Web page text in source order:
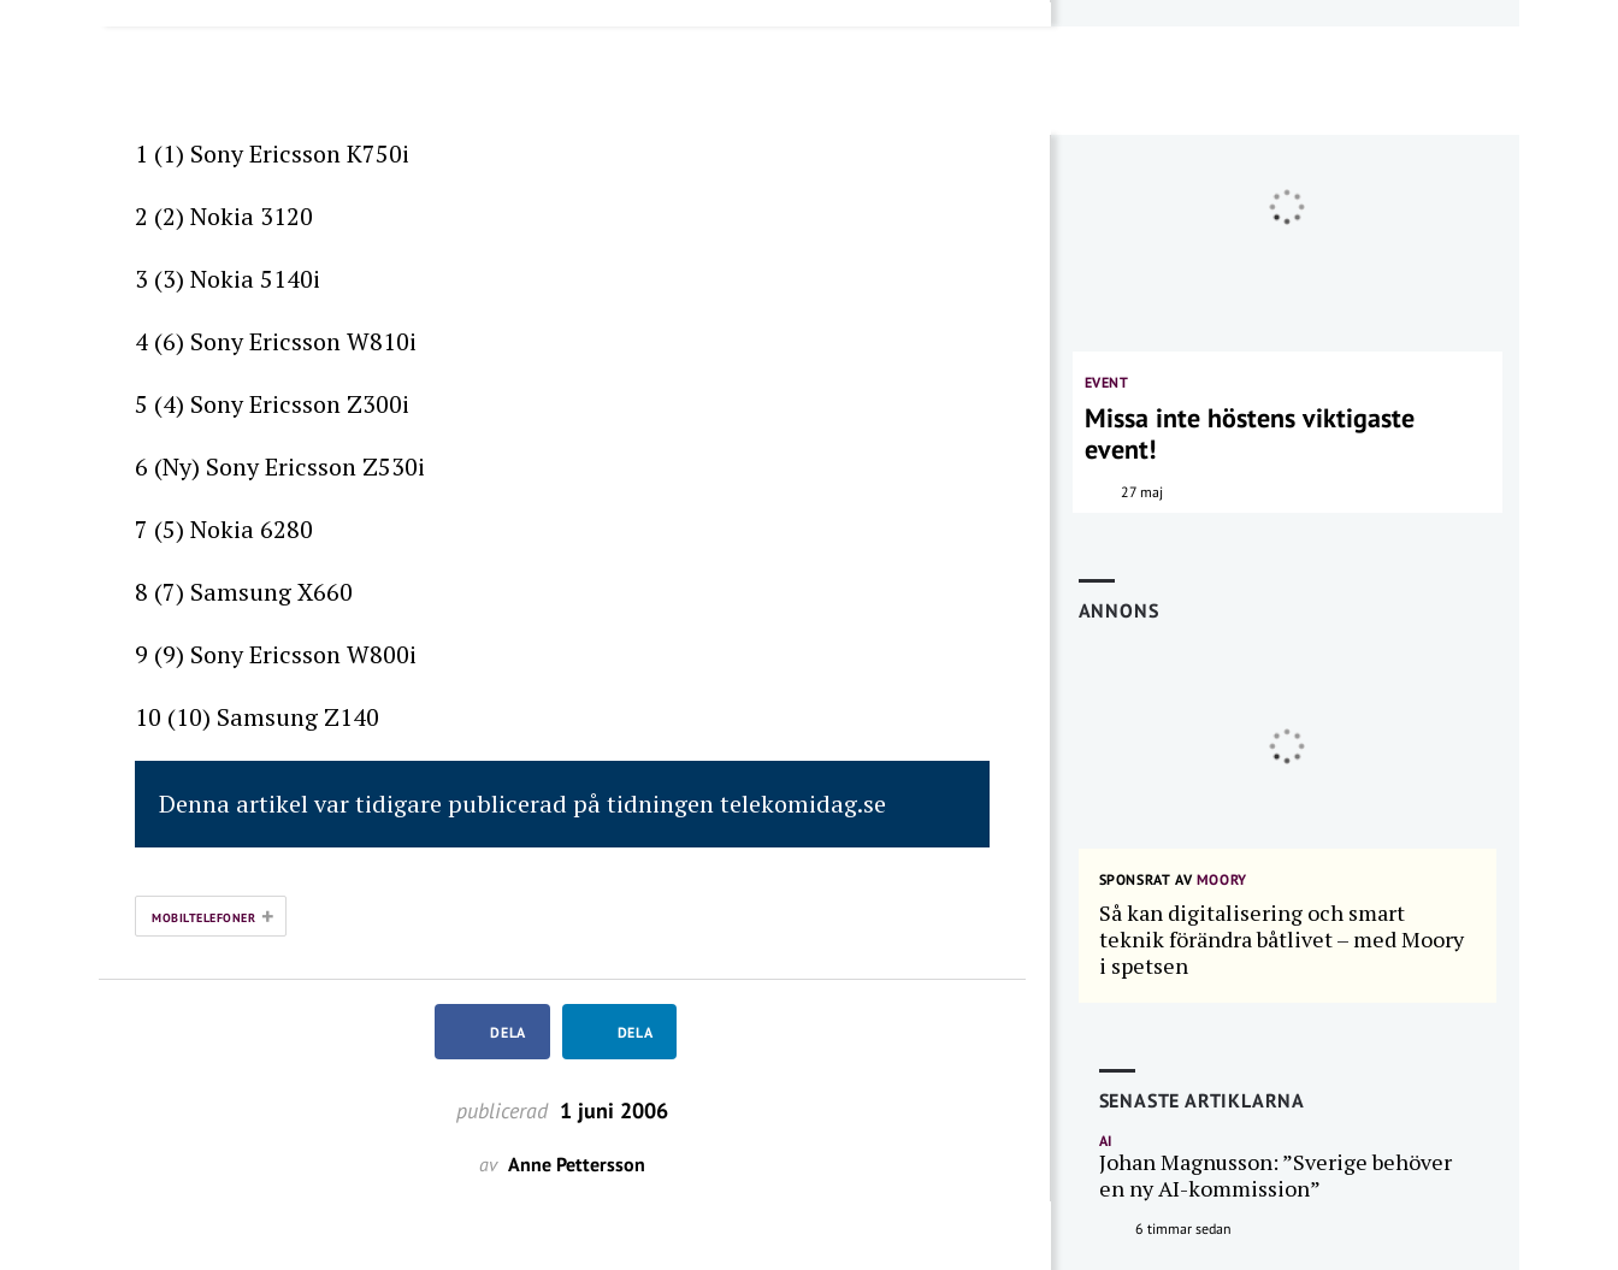
1 (1) Sony Ericsson K750i
2 (2) Nokia 3120
3 (3) Nokia 5140i
4 (6) Sony Ericsson W810i
5 (4) Sony Ericsson Z300i
6 (Ny) Sony Ericsson Z530i
7 (5) Nokia 6280
8 (7) Samsung X660
9 (9) Sony Ericsson W800i
10 (10) Samsung Z140
Denna artikel var tidigare publicerad på tidningen telekomidag.se
MOBILTELEFONER +
DELA DELA
publicerad 1 juni 2006
av Anne Pettersson
EVENT
Missa inte höstens viktigaste
event!
27 maj
ANNONS
SPONSRAT AVMOORY
Så kan digitalisering och smart
teknik förändra båtlivet – med Moory
i spetsen
SENASTE ARTIKLARNA
AI
Johan Magnusson: ”Sverige behöver
en ny AI-kommission”
6 timmar sedan